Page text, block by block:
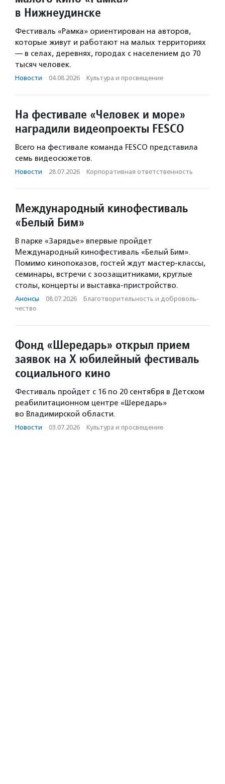
в Нижнеудинске
Фестиваль «Рамка» ориентирован на авторов,
которые живут и работают на малых территориях
— в селах, деревнях, городах с населением до 70
тысяч человек.
Новости · 04.08.2026 · Культура и просвещение
На фестивале «Человек и море»
наградили видеопроекты FESCO
Всего на фестивале команда FESCO представила
семь видеосюжетов.
Новости · 28.07.2026 · Корпоративная ответственность
Международный кинофестиваль
«Белый Бим»
В парке «Зарядье» впервые пройдет
Международный кинофестиваль «Белый Бим».
Помимо кинопоказов, гостей ждут мастер-классы,
семинары, встречи с зоозащитниками, круглые
столы, концерты и выставка-пристройство.
Анонсы · 08.07.2026 · Благотвори­тель­ность и доброволь­
чест­во
Фонд «Шередарь» открыл прием
заявок на X юбилейный фестиваль
социального кино
Фестиваль пройдет с 16 по 20 сентября в Детском
реабилитационном центре «Шередарь»
во Владимирской области.
Новости · 03.07.2026 · Культура и просвещение